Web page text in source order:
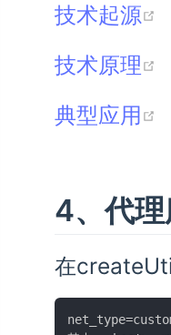
技术起源
技术原理
典型应用
4、代
在